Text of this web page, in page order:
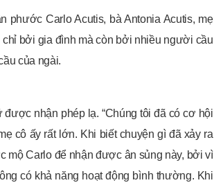
Carlo Acutis, bà Antonia Acutis, mẹ
bởi gia đình mà còn bởi nhiều người cầu
của ngài.
nhận phép lạ. “Chúng tôi đã có cơ hội
cô ấy rất lớn. Khi biết chuyện gì đã xảy ra
mộ Carlo để nhận được ân sủng này, bởi vì
có khả năng hoạt động bình thường. Khi